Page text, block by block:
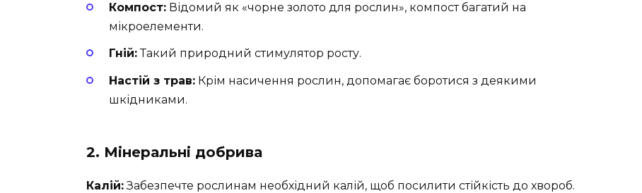
Компост: Відомий як «чорне золото для рослин», компост багатий на
мікроелементи.
Гній:Такий природний стимулятор росту.
Настій з трав: Крім насичення рослин, допомагає боротися з деякими
шкідниками.
2. Мінеральні добрива
Калій:Забезпечте рослинам необхідний калій, щоб посилити стійкість до хвороб.